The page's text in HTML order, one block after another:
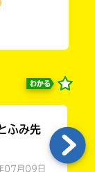
わかる
ふみ先
07月09日